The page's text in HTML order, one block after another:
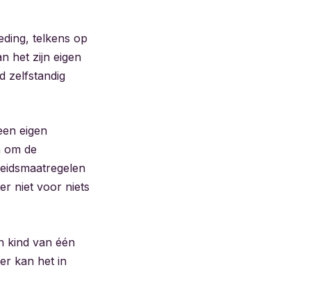
telkens op
het zijn eigen
zelfstandig
eigen
om de
niet voor niets
kind van één
kan het in